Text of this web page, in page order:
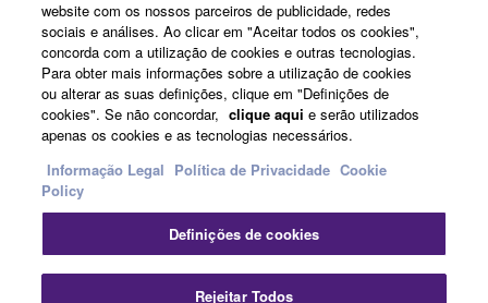
Portugal - Portuguese
Negócio
Termos e Condições
website com os nossos parceiros de publicidade, redes
sociais e análises. Ao clicar em "Aceitar todos os cookies",
concorda com a utilização de cookies e outras tecnologias.
Para obter mais informações sobre a utilização de cookies
ou alterar as suas definições, clique em "Definições de
cookies". Se não concordar, clique aqui e serão utilizados
apenas os cookies e as tecnologias necessários.
Informação Legal Política de Privacidade Cookie
Policy
Definições de cookies
Rejeitar Todos